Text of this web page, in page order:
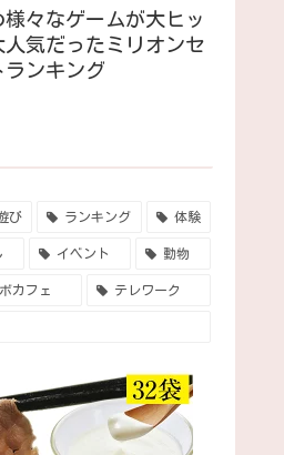
々なゲームが大ヒッ
人気だったミリオンセ
ランキング
び ランキング 体験
イベント 動物
カフェ テレワーク